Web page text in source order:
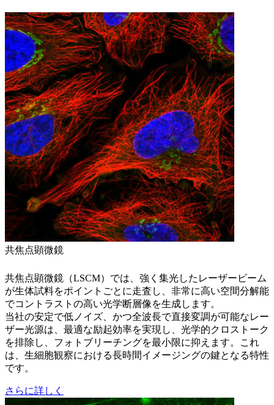
共焦点顕微鏡
共焦点顕微鏡（LSCM）では、強く集光したレーザービーム
が生体試料をポイントごとに走査し、非常に高い空間分解能
でコントラストの高い光学断層像を生成します。
当社の安定で低ノイズ、かつ全波長で直接変調が可能なレー
ザー光源は、最適な励起効率を実現し、光学的クロストーク
を排除し、フォトブリーチングを最小限に抑えます。これ
は、生細胞観察における長時間イメージングの鍵となる特性
です。
さらに詳しく